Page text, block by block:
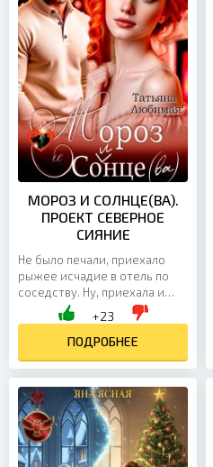
МОРОЗ И СОЛНЦЕ(ВА).
ПРОЕКТ СЕВЕРНОЕ
СИЯНИЕ
Не было печали, приехало
рыжее исчадие в отель по
соседству. Ну, приехала и
приехала, что с того? А то,
что отель тот выставлен на
продажу. Продали...
+23
ПОДРОБНЕЕ